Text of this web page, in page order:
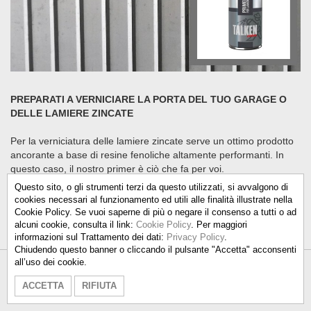
PREPARATI A VERNICIARE LA PORTA DEL TUO GARAGE O
DELLE LAMIERE ZINCATE
Per la verniciatura delle lamiere zincate serve un ottimo prodotto
ancorante a base di resine fenoliche altamente performanti. In
questo caso, il nostro primer è ciò che fa per voi.
#sprayprofessionali
Talken Color S.r.l.
Questo sito, o gli strumenti terzi da questo utilizzati, si avvalgono di
cookies necessari al funzionamento ed utili alle finalità illustrate nella
Cookie Policy. Se vuoi saperne di più o negare il consenso a tutti o ad
alcuni cookie, consulta il link: Cookie Policy. Per maggiori
informazioni sul Trattamento dei dati: Privacy Policy.
Chiudendo questo banner o cliccando il pulsante "Accetta" acconsenti
all’uso dei cookie.
ACCETTA RIFIUTA